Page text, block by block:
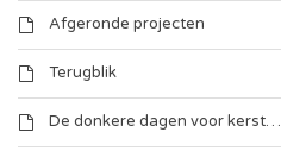
Afgeronde projecten
Terugblik
De donkere dagen voor kerst…